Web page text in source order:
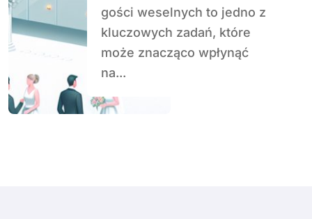
gości weselnych to jedno z
kluczowych zadań, które
może znacząco wpłynąć
na...